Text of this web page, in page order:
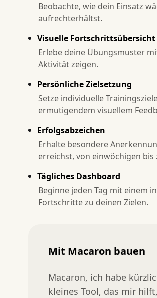
Beobachte, wie dein Einsatz
aufrechterhältst.
Visuelle Fortschrittsübersicht
Erlebe deine Übungsmuster
Aktivität zeigen.
Persönliche Zielsetzung
Setze individuelle
ermutigendem visuellem
Erfolgsabzeichen
Erhalte besondere
erreichst, von einwöchigen bis
Tägliches Dashboard
Beginne jeden Tag mit einem
Fortschritte zu deinen Zielen.
Mit Macaron bauen
Macaron, ich habe
kleines Tool, das mir